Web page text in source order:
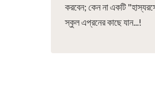
করবেন; কেন না একটি
স্কুল এপ্রনের কাছে যান...!